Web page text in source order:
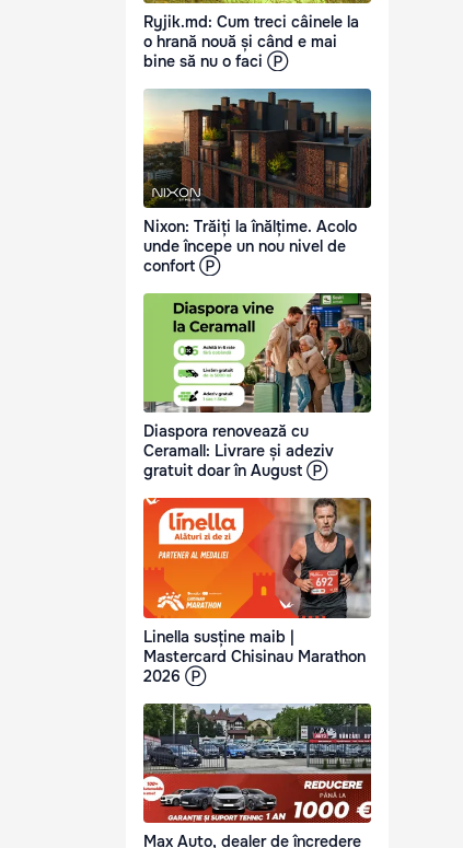
Ryjik.md: Cum treci câinele la
o hrană nouă și când e mai
bine să nu o faci Ⓟ
Nixon: Trăiți la înălțime. Acolo
unde începe un nou nivel de
confort Ⓟ
Diaspora renovează cu
Ceramall: Livrare și adeziv
gratuit doar în August Ⓟ
Linella susține maib |
Mastercard Chisinau Marathon
2026 Ⓟ
Max Auto, dealer de încredere